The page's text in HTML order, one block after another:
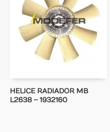
HELICE RADIADOR MB
L2638 – 1932160